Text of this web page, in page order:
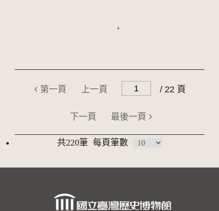
第一頁 上一頁 / 22 頁
下一頁 最後一頁
共220筆 每頁筆數